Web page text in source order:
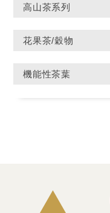
高山茶系列
花果茶/穀物
機能性茶葉